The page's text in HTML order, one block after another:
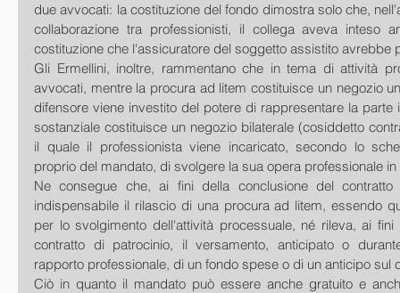
due avvocati: la costituzione del fondo dimostra solo che,
collaborazione tra professionisti, il collega aveva inteso
costituzione che l'assicuratore del soggetto assistito avrebbe
Gli Ermellini, inoltre, rammentano che in tema di attività
avvocati, mentre la procura ad litem costituisce un negozio
difensore viene investito del potere di rappresentare la parte
sostanziale costituisce un negozio bilaterale (cosiddetto
il quale il professionista viene incaricato, secondo lo
proprio del mandato, di svolgere la sua opera professionale
Ne consegue che, ai fini della conclusione del
indispensabile il rilascio di una procura ad litem, essendo
per lo svolgimento dell'attività processuale, né rileva, ai
contratto di patrocinio, il versamento, anticipato o
rapporto professionale, di un fondo spese o di un anticipo sul
Ciò in quanto il mandato può essere anche gratuito e